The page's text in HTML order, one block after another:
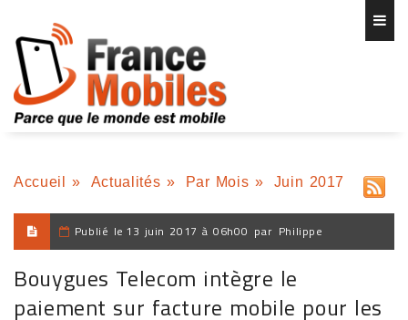
Accueil » Actualités » Par Mois » Juin 2017
Publié le 13 juin 2017 à 06h00 par Philippe
Bouygues Telecom intègre le
paiement sur facture mobile pour les